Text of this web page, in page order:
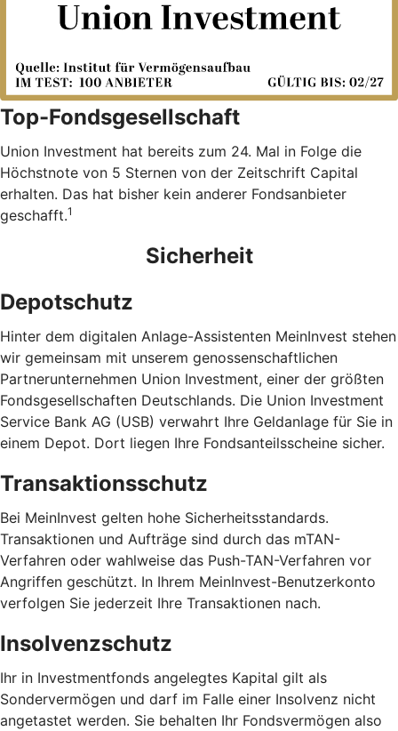
Top-Fondsgesellschaft
Union Investment hat bereits zum 24. Mal in Folge die
Höchstnote von 5 Sternen von der Zeitschrift Capital
erhalten. Das hat bisher kein anderer Fondsanbieter
geschafft.1
Sicherheit
Depotschutz
Hinter dem digitalen Anlage-Assistenten MeinInvest stehen
wir gemeinsam mit unserem genossenschaftlichen
Partnerunternehmen Union Investment, einer der größten
Fondsgesellschaften Deutschlands. Die Union Investment
Service Bank AG (USB) verwahrt Ihre Geldanlage für Sie in
einem Depot. Dort liegen Ihre Fondsanteilsscheine sicher.
Transaktionsschutz
Bei MeinInvest gelten hohe Sicherheitsstandards.
Transaktionen und Aufträge sind durch das mTAN-
Verfahren oder wahlweise das Push-TAN-Verfahren vor
Angriffen geschützt. In Ihrem MeinInvest-Benutzerkonto
verfolgen Sie jederzeit Ihre Transaktionen nach.
Insolvenzschutz
Ihr in Investmentfonds angelegtes Kapital gilt als
Sondervermögen und darf im Falle einer Insolvenz nicht
angetastet werden. Sie behalten Ihr Fondsvermögen also